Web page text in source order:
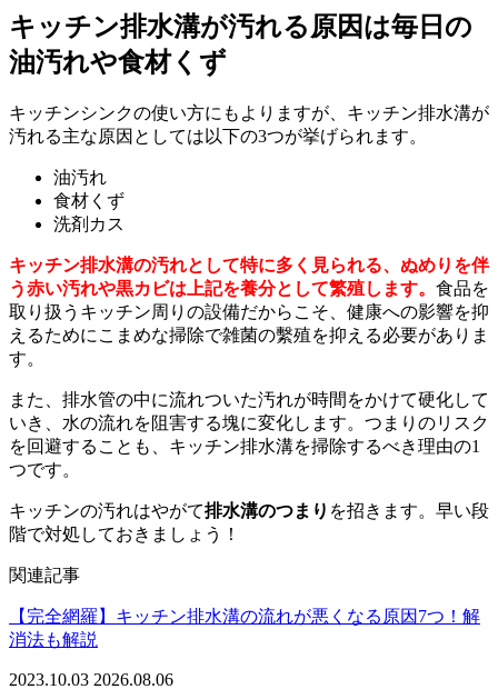
キッチン排水溝が汚れる原因は毎日の
油汚れや食材くず
キッチンシンクの使い方にもよりますが、キッチン排水溝が
汚れる主な原因としては以下の3つが挙げられます。
油汚れ
食材くず
洗剤カス
キッチン排水溝の汚れとして特に多く見られる、ぬめりを伴
う赤い汚れや黒カビは上記を養分として繁殖します。 食品を
取り扱うキッチン周りの設備だからこそ、健康への影響を抑
えるためにこまめな掃除で雑菌の繫殖を抑える必要がありま
す。
また、排水管の中に流れついた汚れが時間をかけて硬化して
いき、水の流れを阻害する塊に変化します。つまりのリスク
を回避することも、キッチン排水溝を掃除するべき理由の1
つです。
キッチンの汚れはやがて排水溝のつまり を招きます。早い段
階で対処しておきましょう！
関連記事
【完全網羅】キッチン排水溝の流れが悪くなる原因7つ！解
消法も解説
2023.10.03 2026.08.06